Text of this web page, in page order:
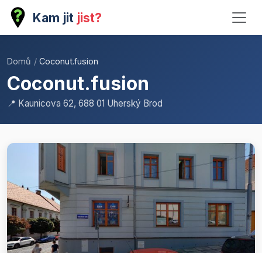
Kam jit jist?
Domů / Coconut.fusion
Coconut.fusion
📍 Kaunicova 62, 688 01 Uherský Brod